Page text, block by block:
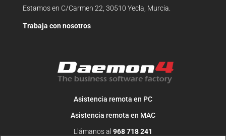
Estamos en C/Carmen 22, 30510 Yecla, Murcia.
Trabaja con nosotros
Asistencia remota en PC
Asistencia remota en MAC
Llámanos al 968 718 241